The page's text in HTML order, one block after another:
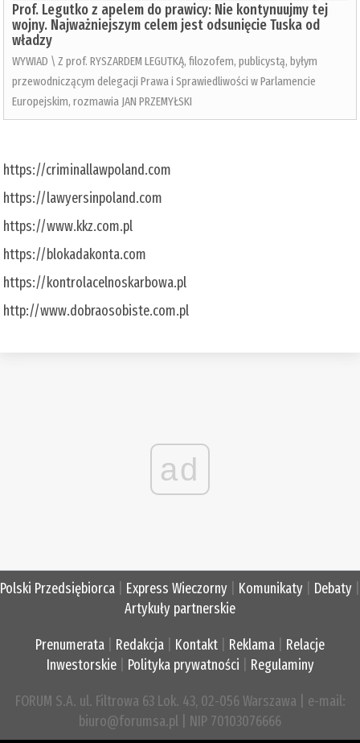
Prof. Legutko z apelem do prawicy: Nie kontynuujmy tej
wojny. Najważniejszym celem jest odsunięcie Tuska od
władzy
WYWIAD \ Z prof. RYSZARDEM LEGUTKĄ, filozofem, publicystą, byłym
przewodniczącym delegacji Prawa i Sprawiedliwości w Parlamencie
Europejskim, rozmawia JAN PRZEMYŁSKI
https://criminallawpoland.com
https://lawyersinpoland.com
https://www.kkz.com.pl
https://blokadakonta.com
https://kontrolacelnoskarbowa.pl
http://www.dobraosobiste.com.pl
ad
Polski Przedsiębiorca Express Wieczorny Komunikaty Debaty
Artykuły partnerskie
Prenumerata Redakcja Kontakt Reklama
Relacje
Inwestorskie| Polityka prywatności Regulaminy
FORUM S.A. ul. Filtrowa 63 Lok. 43, 02-056 Warszawa | e-mail:
biuro@forumsa.pl | NIP 70103076666